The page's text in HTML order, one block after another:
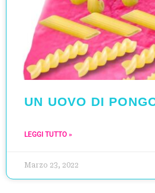
UN UOVO DI
LEGGI TUTTO »
Marzo 23, 2022